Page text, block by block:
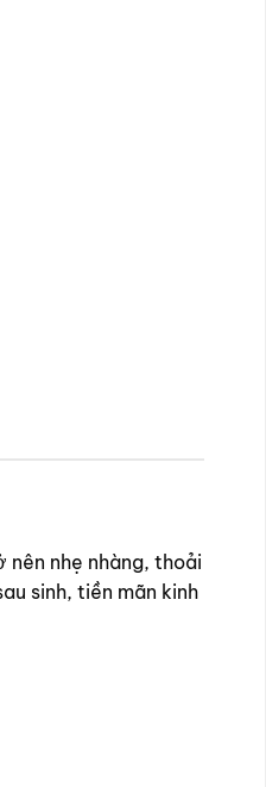
nên nhẹ nhàng, thoải
sinh, tiền mãn kinh